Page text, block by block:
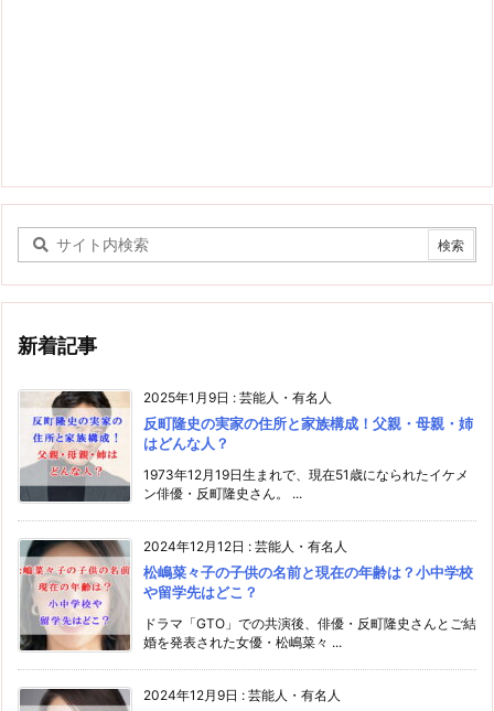
新着記事
2025年1月9日 : 芸能人・有名人
反町隆史の実家の住所と家族構成！父親・母親・姉
はどんな人？
1973年12月19日生まれで、現在51歳になられたイケメ
ン俳優・反町隆史さん。 ...
2024年12月12日 : 芸能人・有名人
松嶋菜々子の子供の名前と現在の年齢は？小中学校
や留学先はどこ？
ドラマ「GTO」での共演後、俳優・反町隆史さんとご結
婚を発表された女優・松嶋菜々 ...
2024年12月9日 : 芸能人・有名人